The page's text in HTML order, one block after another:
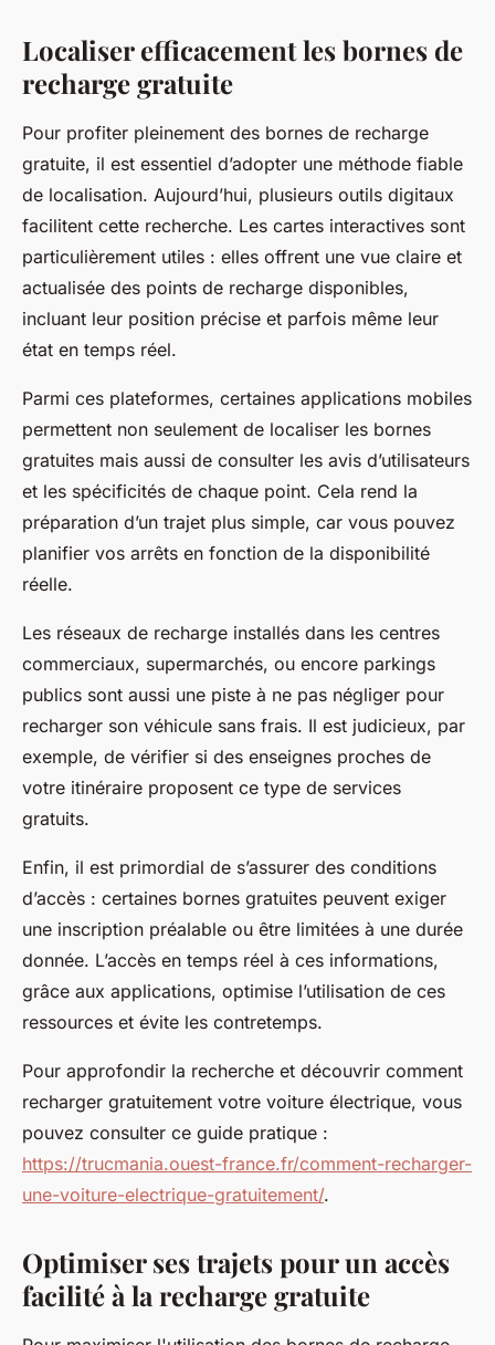
Localiser efficacement les bornes de
recharge gratuite
Pour profiter pleinement des bornes de recharge
gratuite, il est essentiel d’adopter une méthode fiable
de localisation. Aujourd’hui, plusieurs outils digitaux
facilitent cette recherche. Les cartes interactives sont
particulièrement utiles : elles offrent une vue claire et
actualisée des points de recharge disponibles,
incluant leur position précise et parfois même leur
état en temps réel.
Parmi ces plateformes, certaines applications mobiles
permettent non seulement de localiser les bornes
gratuites mais aussi de consulter les avis d’utilisateurs
et les spécificités de chaque point. Cela rend la
préparation d’un trajet plus simple, car vous pouvez
planifier vos arrêts en fonction de la disponibilité
réelle.
Les réseaux de recharge installés dans les centres
commerciaux, supermarchés, ou encore parkings
publics sont aussi une piste à ne pas négliger pour
recharger son véhicule sans frais. Il est judicieux, par
exemple, de vérifier si des enseignes proches de
votre itinéraire proposent ce type de services
gratuits.
Enfin, il est primordial de s’assurer des conditions
d’accès : certaines bornes gratuites peuvent exiger
une inscription préalable ou être limitées à une durée
donnée. L’accès en temps réel à ces informations,
grâce aux applications, optimise l’utilisation de ces
ressources et évite les contretemps.
Pour approfondir la recherche et découvrir comment
recharger gratuitement votre voiture électrique, vous
pouvez consulter ce guide pratique :
https://trucmania.ouest-france.fr/comment-recharger-
une-voiture-electrique-gratuitement/.
Optimiser ses trajets pour un accès
facilité à la recharge gratuite